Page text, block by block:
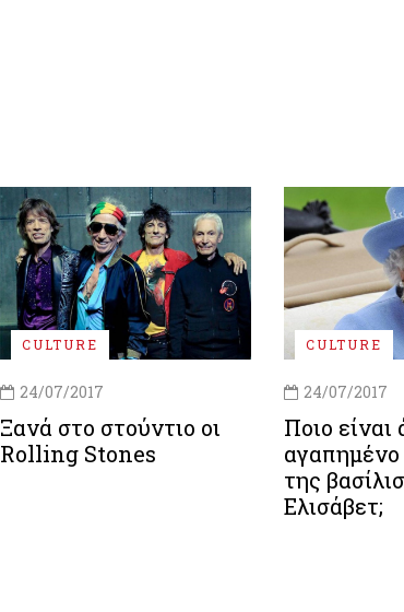
CULTURE
24/07/2017
Ξανά στο στούντιο οι
Rolling Stones
CULTURE
24/07/2017
Ποιο είναι
αγαπημένο
της
Ελισάβετ;